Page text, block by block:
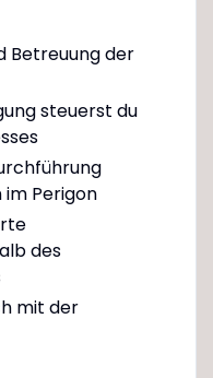
Betreuung der
steuerst du
Perigon
des
mit der